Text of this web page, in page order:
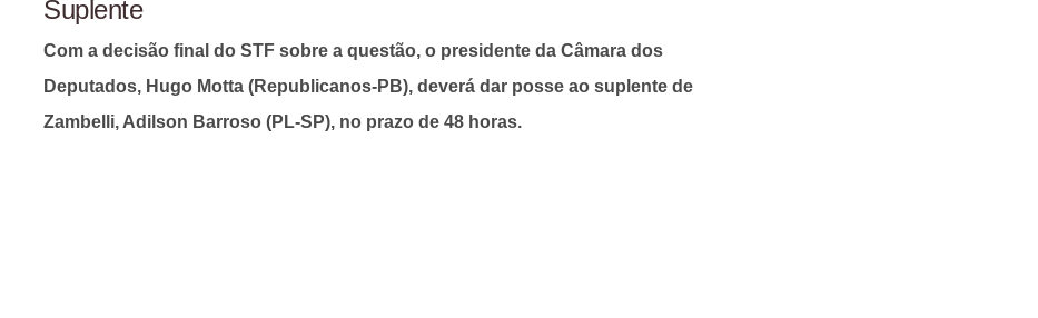
Suplente
Com a decisão final do STF sobre a questão, o presidente da Câmara dos
Deputados, Hugo Motta (Republicanos-PB), deverá dar posse ao suplente de
Zambelli, Adilson Barroso (PL-SP), no prazo de 48 horas.